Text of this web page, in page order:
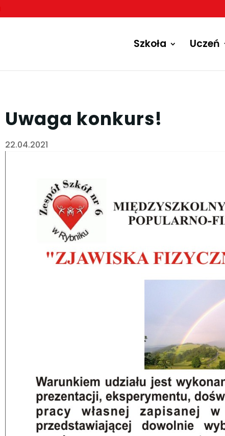
Szkoła Uczeń
Uwaga konkurs!
22.04.2021